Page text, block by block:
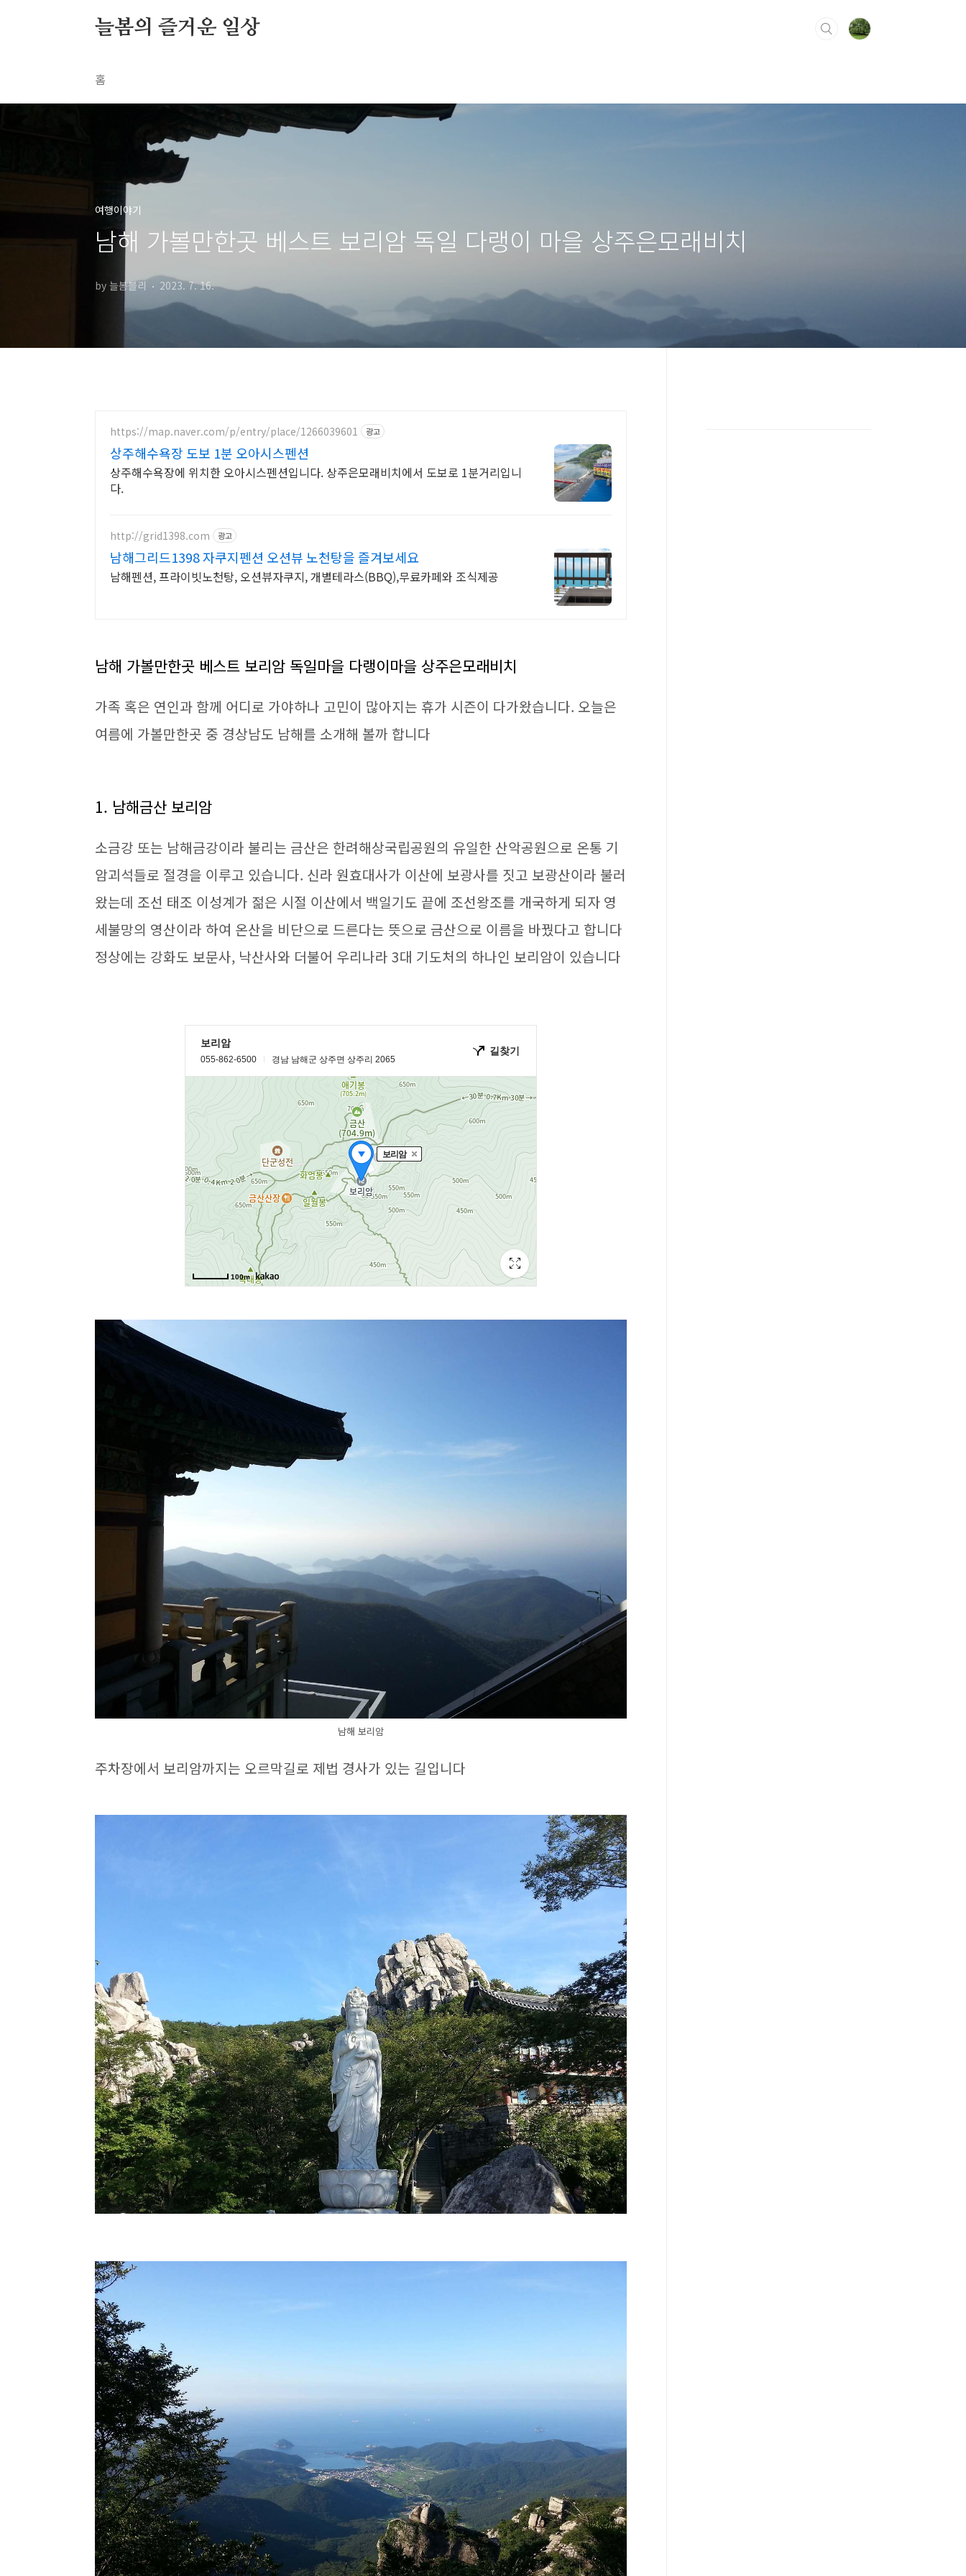
늘봄의 즐거운 일상
홈
여행이야기
남해 가볼만한곳 베스트 보리암 독일 다랭이 마을 상주은모래비치
by 늘봄블리 2023. 7. 16.
https://map.naver.com/p/entry/place/1266039601 광고
상주해수욕장 도보 1분 오아시스펜션
상주해수욕장에 위치한 오아시스펜션입니다. 상주은모래비치에서 도보로 1분거리입니
다.
http://grid1398.com 광고
남해그리드1398 자쿠지펜션 오션뷰 노천탕을 즐겨보세요
남해펜션, 프라이빗노천탕, 오션뷰자쿠지, 개별테라스(BBQ),무료카페와 조식제공
남해 가볼만한곳 베스트 보리암 독일마을 다랭이마을 상주은모래비치
가족 혹은 연인과 함께 어디로 가야하나 고민이 많아지는 휴가 시즌이 다가왔습니다. 오늘은
여름에 가볼만한곳 중 경상남도 남해를 소개해 볼까 합니다
1. 남해금산 보리암
소금강 또는 남해금강이라 불리는 금산은 한려해상국립공원의 유일한 산악공원으로 온통 기
암괴석들로 절경을 이루고 있습니다. 신라 원효대사가 이산에 보광사를 짓고 보광산이라 불러
왔는데 조선 태조 이성계가 젊은 시절 이산에서 백일기도 끝에 조선왕조를 개국하게 되자 영
세불망의 영산이라 하여 온산을 비단으로 드른다는 뜻으로 금산으로 이름을 바꿨다고 합니다
정상에는 강화도 보문사, 낙산사와 더불어 우리나라 3대 기도처의 하나인 보리암이 있습니다
남해 보리암
주차장에서 보리암까지는 오르막길로 제법 경사가 있는 길입니다